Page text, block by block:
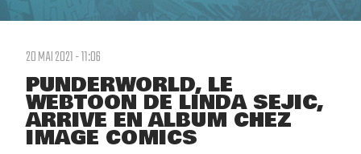
20 MAI 2021 - 11:06
PUNDERWORLD, LE
WEBTOON DE LINDA SEJIC,
ARRIVE EN ALBUM CHEZ
IMAGE COMICS